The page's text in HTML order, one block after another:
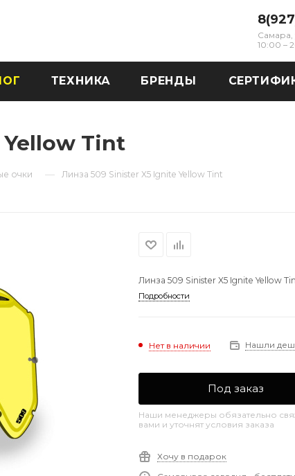
Самара,
10:00 –
ТЕХНИКА БРЕНДЫ
Tint
очки — Линза 509 Sinister X5 Ignite Yellow Tint
Линза 509 Sinister X5 Ignite Yellow
Подробности
Нет в наличии Нашли
Под заказ
Наши менеджеры обязательно
вами и уточнят условия заказа
Хочу в подарок